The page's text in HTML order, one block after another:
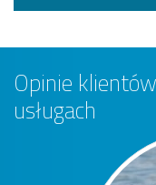
Opinie
usługach